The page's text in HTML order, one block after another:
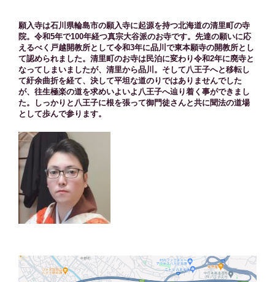
願入寺は石川県輪島市の願入寺に起源を持つ北海道の清里町の寺
院。令和5年で100年経つ真宗大谷派のお寺です。先達の願いに応
えるべく戸越開教所として令和3年に品川で東本願寺の開教所とし
て認められました。清里町のお寺は民泊に変わり令和2年に廃寺と
なってしまいましたが、清里から品川。そして八王子へと移転し
て紆余曲折を経て、決して平坦な道のりではありませんでした
が、往生極楽の道を求めいよいよ八王子へ辿り着く事ができまし
た。しっかりと八王子に根を張って御門徒さんと共に聞法の道場
として歩んで参ります。